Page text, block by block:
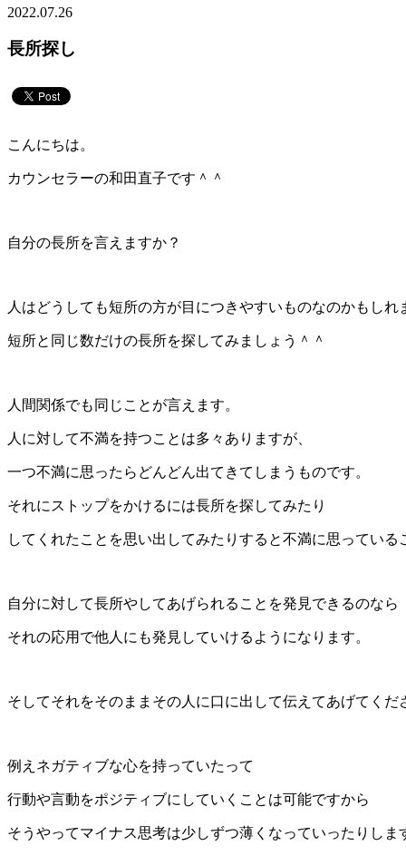
2022.07.26
長所探し
こんにちは。
カウンセラーの和田直子です＾＾
自分の長所を言えますか？
人はどうしても短所の方が目につきやすいものなのかもしれ
短所と同じ数だけの長所を探してみましょう＾＾
人間関係でも同じことが言えます。
人に対して不満を持つことは多々ありますが、
一つ不満に思ったらどんどん出てきてしまうものです。
それにストップをかけるには長所を探してみたり
してくれたことを思い出してみたりすると不満に思ってい
自分に対して長所やしてあげられることを発見できるのなら
それの応用で他人にも発見していけるようになります。
そしてそれをそのままその人に口に出して伝えてあげてくだ
例えネガティブな心を持っていたって
行動や言動をポジティブにしていくことは可能ですから
そうやってマイナス思考は少しずつ薄くなっていったりしま